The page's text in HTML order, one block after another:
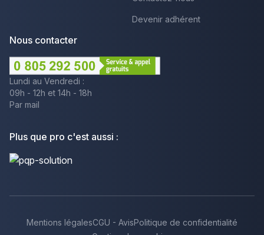
Devenir adhérent
Nous contacter
Lundi au Vendredi :
09h - 12h et 14h - 18h
Par mail
Plus que pro c'est aussi :
Mentions légalesCGU - AvisPolitique de confidentialité